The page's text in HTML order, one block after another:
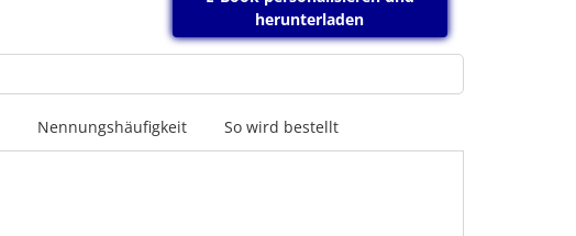
herunterladen
Nennungshäufigkeit So wird bestellt